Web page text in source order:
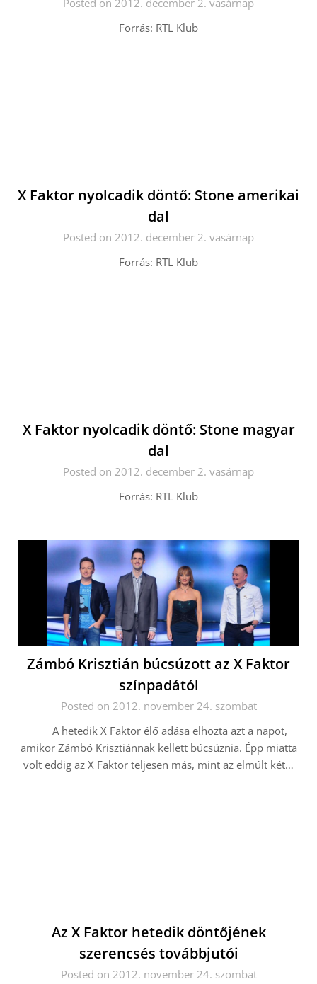
Posted on 2012. december 2. vasárnap
Forrás: RTL Klub
X Faktor nyolcadik döntő: Stone amerikai
dal
Posted on 2012. december 2. vasárnap
Forrás: RTL Klub
X Faktor nyolcadik döntő: Stone magyar
dal
Posted on 2012. december 2. vasárnap
Forrás: RTL Klub
Zámbó Krisztián búcsúzott az X Faktor
színpadától
Posted on 2012. november 24. szombat
A hetedik X Faktor élő adása elhozta azt a napot,
amikor Zámbó Krisztiánnak kellett búcsúznia. Épp miatta
volt eddig az X Faktor teljesen más, mint az elmúlt két…
Az X Faktor hetedik döntőjének
szerencsés továbbjutói
Posted on 2012. november 24. szombat